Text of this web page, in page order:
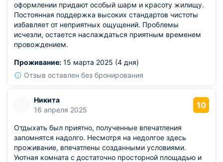
оформлении придают особый шарм и красоту жилищу.
Постоянная поддержка высоких стандартов чистоты
избавляет от неприятных ощущений. Проблемы
исчезли, остается наслаждаться приятным временем
провождением.
Проживание: 15 марта 2025 (4 дня)
Отзыв оставлен без бронирования
Никита
16 апреля 2025
10
Отдыхать был приятно, полученные впечатления
запомнятся надолго. Несмотря на недолгое здесь
проживание, впечатлены созданными условиями.
Уютная комната с достаточно просторной площадью и